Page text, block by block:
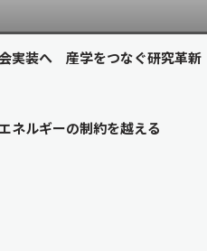
実装へ 産学をつなぐ研究革新
ネルギーの制約を越える